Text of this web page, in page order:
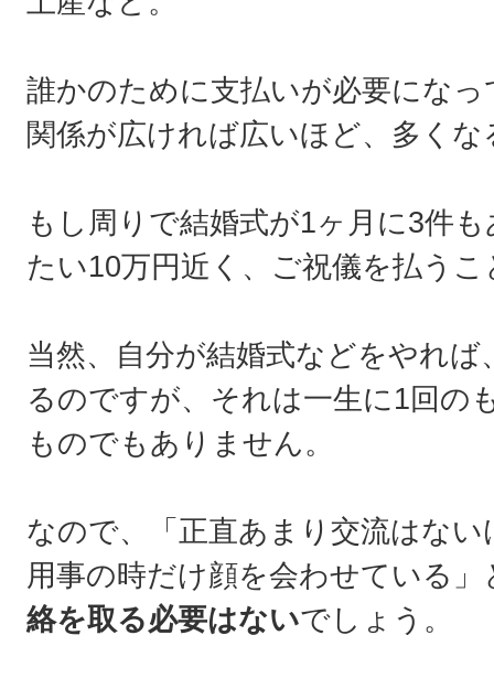
誰かのために支払いが必要にな
関係が広ければ広いほど、多く
もし周りで結婚式が1ヶ月に3件
たい10万円近く、ご祝儀を払う
当然、自分が結婚式などをやれ
るのですが、それは一生に1回の
ものでもありません。
なので、「正直あまり交流はな
用事の時だけ顔を会わせている
絡を取る必要はないでしょう。